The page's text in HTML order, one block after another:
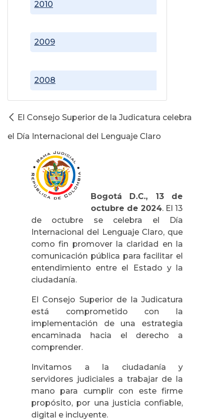
2008
2009
2010
El Consejo Superior de la Judicatura celebra
el Día Internacional del Lenguaje Claro
Bogotá D.C., 13 de
octubre de 2024. El 13
de octubre se celebra el Día
Internacional del Lenguaje Claro, que
como fin promover la claridad en la
comunicación pública para facilitar el
entendimiento entre el Estado y la
ciudadanía.
El Consejo Superior de la Judicatura
está comprometido con la
implementación de una estrategia
encaminada hacia el derecho a
comprender.
Invitamos a la ciudadanía y
servidores judiciales a trabajar de la
mano para cumplir con este firme
propósito, por una justicia confiable,
digital e incluyente.